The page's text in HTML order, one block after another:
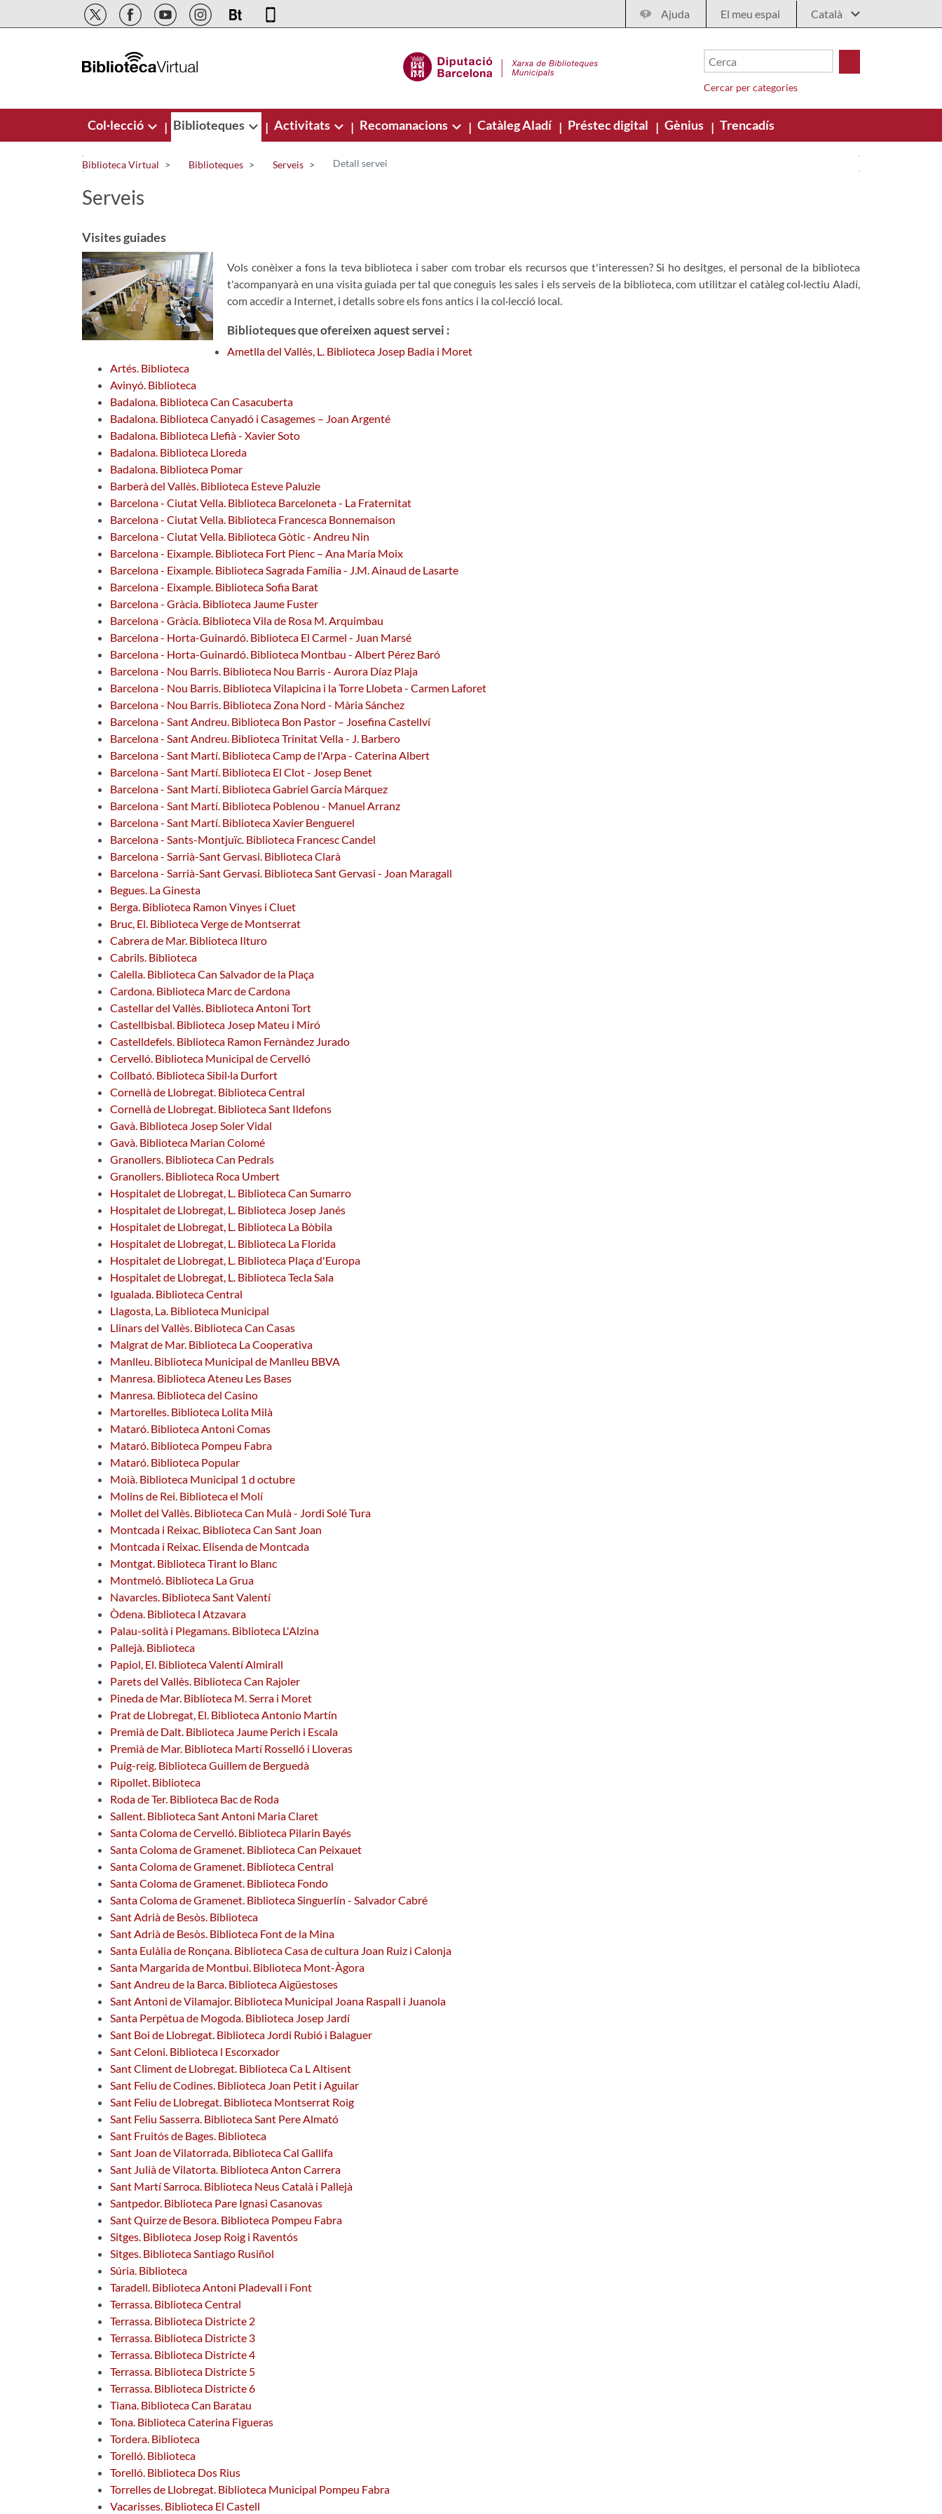
Salta al contingut principal Ajuda El meu espai
Cercar per categories
Col·lecció | Biblioteques | Activitats | Recomanacions | Catàleg Aladí | Préstec digital | Gènius | Trencadís
Biblioteca Virtual Biblioteques Serveis Detall servei
Serveis
Visites guiades
Vols conèixer a fons la teva biblioteca i saber com trobar els recursos que t'interessen? Si ho desitges, el personal de la biblioteca
t'acompanyarà en una visita guiada per tal que coneguis les sales i els serveis de la biblioteca, com utilitzar el catàleg col·lectiu Aladí,
com accedir a Internet, i detalls sobre els fons antics i la col·lecció local.
Biblioteques que ofereixen aquest servei :
Ametlla del Vallès, L. Biblioteca Josep Badia i Moret
Artés. Biblioteca
Avinyó. Biblioteca
Badalona. Biblioteca Can Casacuberta
Badalona. Biblioteca Canyadó i Casagemes – Joan Argenté
Badalona. Biblioteca Llefià - Xavier Soto
Badalona. Biblioteca Lloreda
Badalona. Biblioteca Pomar
Barberà del Vallès. Biblioteca Esteve Paluzie
Barcelona - Ciutat Vella. Biblioteca Barceloneta - La Fraternitat
Barcelona - Ciutat Vella. Biblioteca Francesca Bonnemaison
Barcelona - Ciutat Vella. Biblioteca Gòtic - Andreu Nin
Barcelona - Eixample. Biblioteca Fort Pienc – Ana María Moix
Barcelona - Eixample. Biblioteca Sagrada Família - J.M. Ainaud de Lasarte
Barcelona - Eixample. Biblioteca Sofia Barat
Barcelona - Gràcia. Biblioteca Jaume Fuster
Barcelona - Gràcia. Biblioteca Vila de Rosa M. Arquimbau
Barcelona - Horta-Guinardó. Biblioteca El Carmel - Juan Marsé
Barcelona - Horta-Guinardó. Biblioteca Montbau - Albert Pérez Baró
Barcelona - Nou Barris. Biblioteca Nou Barris - Aurora Díaz Plaja
Barcelona - Nou Barris. Biblioteca Vilapicina i la Torre Llobeta - Carmen Laforet
Barcelona - Nou Barris. Biblioteca Zona Nord - Mària Sánchez
Barcelona - Sant Andreu. Biblioteca Bon Pastor – Josefina Castellví
Barcelona - Sant Andreu. Biblioteca Trinitat Vella - J. Barbero
Barcelona - Sant Martí. Biblioteca Camp de l'Arpa - Caterina Albert
Barcelona - Sant Martí. Biblioteca El Clot - Josep Benet
Barcelona - Sant Martí. Biblioteca Gabriel García Márquez
Barcelona - Sant Martí. Biblioteca Poblenou - Manuel Arranz
Barcelona - Sant Martí. Biblioteca Xavier Benguerel
Barcelona - Sants-Montjuïc. Biblioteca Francesc Candel
Barcelona - Sarrià-Sant Gervasi. Biblioteca Clarà
Barcelona - Sarrià-Sant Gervasi. Biblioteca Sant Gervasi - Joan Maragall
Begues. La Ginesta
Berga. Biblioteca Ramon Vinyes i Cluet
Bruc, El. Biblioteca Verge de Montserrat
Cabrera de Mar. Biblioteca Ilturo
Cabrils. Biblioteca
Calella. Biblioteca Can Salvador de la Plaça
Cardona. Biblioteca Marc de Cardona
Castellar del Vallès. Biblioteca Antoni Tort
Castellbisbal. Biblioteca Josep Mateu i Miró
Castelldefels. Biblioteca Ramon Fernàndez Jurado
Cervelló. Biblioteca Municipal de Cervelló
Collbató. Biblioteca Sibil·la Durfort
Cornellà de Llobregat. Biblioteca Central
Cornellà de Llobregat. Biblioteca Sant Ildefons
Gavà. Biblioteca Josep Soler Vidal
Gavà. Biblioteca Marian Colomé
Granollers. Biblioteca Can Pedrals
Granollers. Biblioteca Roca Umbert
Hospitalet de Llobregat, L. Biblioteca Can Sumarro
Hospitalet de Llobregat, L. Biblioteca Josep Janés
Hospitalet de Llobregat, L. Biblioteca La Bòbila
Hospitalet de Llobregat, L. Biblioteca La Florida
Hospitalet de Llobregat, L. Biblioteca Plaça d'Europa
Hospitalet de Llobregat, L. Biblioteca Tecla Sala
Igualada. Biblioteca Central
Llagosta, La. Biblioteca Municipal
Llinars del Vallès. Biblioteca Can Casas
Malgrat de Mar. Biblioteca La Cooperativa
Manlleu. Biblioteca Municipal de Manlleu BBVA
Manresa. Biblioteca Ateneu Les Bases
Manresa. Biblioteca del Casino
Martorelles. Biblioteca Lolita Milà
Mataró. Biblioteca Antoni Comas
Mataró. Biblioteca Pompeu Fabra
Mataró. Biblioteca Popular
Moià. Biblioteca Municipal 1 d octubre
Molins de Rei. Biblioteca el Molí
Mollet del Vallès. Biblioteca Can Mulà - Jordi Solé Tura
Montcada i Reixac. Biblioteca Can Sant Joan
Montcada i Reixac. Elisenda de Montcada
Montgat. Biblioteca Tirant lo Blanc
Montmeló. Biblioteca La Grua
Navarcles. Biblioteca Sant Valentí
Òdena. Biblioteca l Atzavara
Palau-solità i Plegamans. Biblioteca L'Alzina
Pallejà. Biblioteca
Papiol, El. Biblioteca Valentí Almirall
Parets del Vallès. Biblioteca Can Rajoler
Pineda de Mar. Biblioteca M. Serra i Moret
Prat de Llobregat, El. Biblioteca Antonio Martín
Premià de Dalt. Biblioteca Jaume Perich i Escala
Premià de Mar. Biblioteca Martí Rosselló i Lloveras
Puig-reig. Biblioteca Guillem de Berguedà
Ripollet. Biblioteca
Roda de Ter. Biblioteca Bac de Roda
Sallent. Biblioteca Sant Antoni Maria Claret
Santa Coloma de Cervelló. Biblioteca Pilarin Bayés
Santa Coloma de Gramenet. Biblioteca Can Peixauet
Santa Coloma de Gramenet. Biblioteca Central
Santa Coloma de Gramenet. Biblioteca Fondo
Santa Coloma de Gramenet. Biblioteca Singuerlín - Salvador Cabré
Sant Adrià de Besòs. Biblioteca
Sant Adrià de Besòs. Biblioteca Font de la Mina
Santa Eulàlia de Ronçana. Biblioteca Casa de cultura Joan Ruiz i Calonja
Santa Margarida de Montbui. Biblioteca Mont-Àgora
Sant Andreu de la Barca. Biblioteca Aigüestoses
Sant Antoni de Vilamajor. Biblioteca Municipal Joana Raspall i Juanola
Santa Perpètua de Mogoda. Biblioteca Josep Jardí
Sant Boi de Llobregat. Biblioteca Jordi Rubió i Balaguer
Sant Celoni. Biblioteca l Escorxador
Sant Climent de Llobregat. Biblioteca Ca L Altisent
Sant Feliu de Codines. Biblioteca Joan Petit i Aguilar
Sant Feliu de Llobregat. Biblioteca Montserrat Roig
Sant Feliu Sasserra. Biblioteca Sant Pere Almató
Sant Fruitós de Bages. Biblioteca
Sant Joan de Vilatorrada. Biblioteca Cal Gallifa
Sant Julià de Vilatorta. Biblioteca Anton Carrera
Sant Martí Sarroca. Biblioteca Neus Català i Pallejà
Santpedor. Biblioteca Pare Ignasi Casanovas
Sant Quirze de Besora. Biblioteca Pompeu Fabra
Sitges. Biblioteca Josep Roig i Raventós
Sitges. Biblioteca Santiago Rusiñol
Súria. Biblioteca
Taradell. Biblioteca Antoni Pladevall i Font
Terrassa. Biblioteca Central
Terrassa. Biblioteca Districte 2
Terrassa. Biblioteca Districte 3
Terrassa. Biblioteca Districte 4
Terrassa. Biblioteca Districte 5
Terrassa. Biblioteca Districte 6
Tiana. Biblioteca Can Baratau
Tona. Biblioteca Caterina Figueras
Tordera. Biblioteca
Torelló. Biblioteca
Torelló. Biblioteca Dos Rius
Torrelles de Llobregat. Biblioteca Municipal Pompeu Fabra
Vacarisses. Biblioteca El Castell